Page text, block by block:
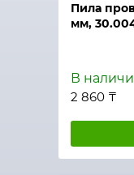
Пила
мм,
В
2 860 ₸